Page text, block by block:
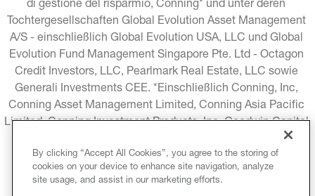
di gestione del risparmio, Conning* und unter deren
Tochtergesellschaften Global Evolution Asset Management
A/S - einschließlich Global Evolution USA, LLC und Global
Evolution Fund Management Singapore Pte. Ltd - Octagon
Credit Investors, LLC, Pearlmark Real Estate, LLC sowie
Generali Investments CEE. *Einschließlich Conning, Inc,
Conning Asset Management Limited, Conning Asia Pacific
Limited, Conning Investment Products, Inc, Goodwin Capital
RECHTLICHE HINWEISE COOKIE-RICHTLINIE
By clicking “Accept All Cookies”, you agree to the storing of
cookies on your device to enhance site navigation, analyze
site usage, and assist in our marketing efforts.